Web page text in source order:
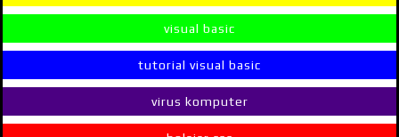
visual basic
tutorial visual basic
virus komputer